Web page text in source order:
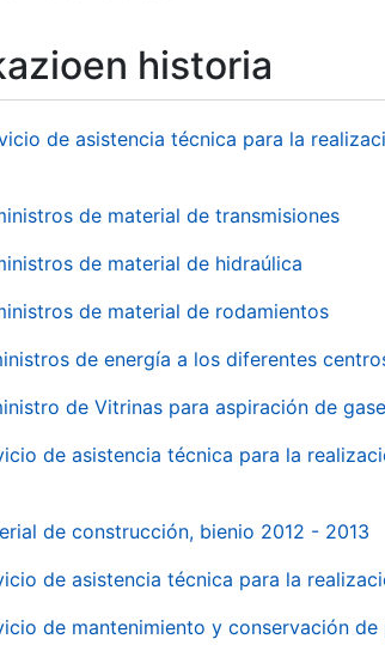
historia
de asistencia técnica para la
de material de transmisiones
de material de hidraúlica
de material de rodamientos
de energía a los diferentes
de Vitrinas para aspiración de
de asistencia técnica para la
de construcción, bienio 2012 - 2013
de asistencia técnica para la
de mantenimiento y conservación